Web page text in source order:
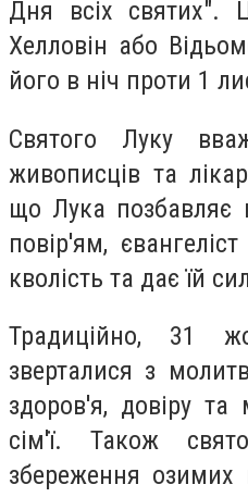
Дня всіх святих".
Хелловін або
його в ніч проти 1
Святого Луку
живописців та
що Лука позбавляє
повір'ям,
кволість та дає їй
Традиційно, 31
зверталися з
здоров'я, довіру та
сім'ї. Також
збереження озимих